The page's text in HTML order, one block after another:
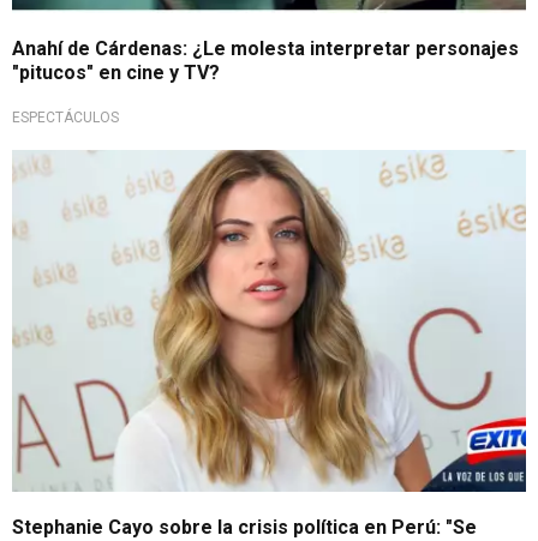
Anahí de Cárdenas: ¿Le molesta interpretar personajes
"pitucos" en cine y TV?
ESPECTÁCULOS
Stephanie Cayo sobre la crisis política en Perú: "Se